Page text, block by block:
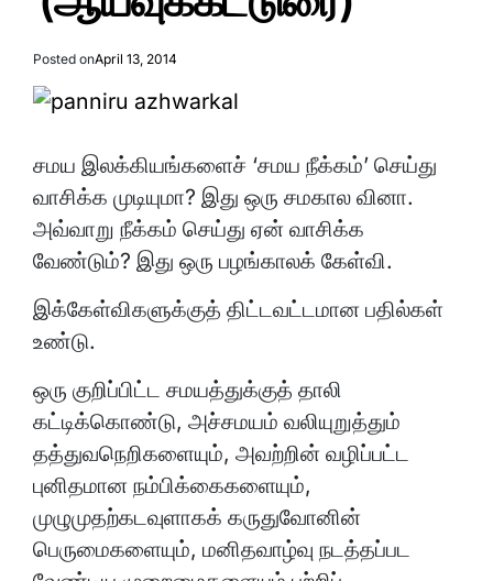
Posted onApril 13, 2014
சமய இலக்கியங்களைச் ‘சமய நீக்கம்’ செய்து
வாசிக்க முடியுமா? இது ஒரு சமகால வினா.
அவ்வாறு நீக்கம் செய்து ஏன் வாசிக்க
வேண்டும்? இது ஒரு பழங்காலக் கேள்வி.
இக்கேள்விகளுக்குத் திட்டவட்டமான பதில்கள்
உண்டு.
ஒரு குறிப்பிட்ட சமயத்துக்குத் தாலி
கட்டிக்கொண்டு, அச்சமயம் வலியுறுத்தும்
தத்துவநெறிகளையும், அவற்றின் வழிப்பட்ட
புனிதமான நம்பிக்கைகளையும்,
முழுமுதற்கடவுளாகக் கருதுவோனின்
பெருமைகளையும், மனிதவாழ்வு நடத்தப்பட